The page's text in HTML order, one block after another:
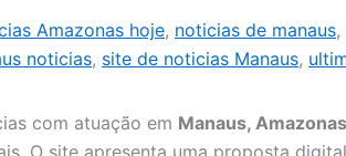
Amazonas hoje, noticias de manaus,
noticias, site de noticias Manaus,
com atuação em Manaus, Amazonas